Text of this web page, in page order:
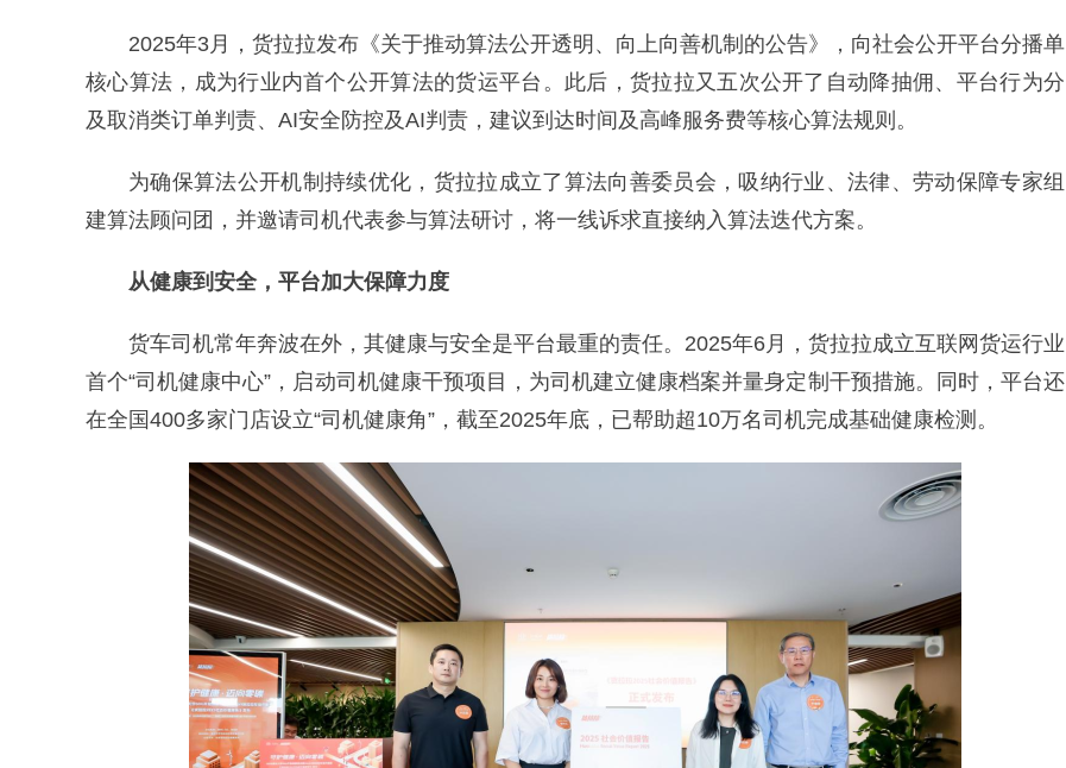
2025年3月，货拉拉发布《关于推动算法公开透明、向上向善机制的公告》，向社会公开平台分播单
核心算法，成为行业内首个公开算法的货运平台。此后，货拉拉又五次公开了自动降抽佣、平台行为分
及取消类订单判责、AI安全防控及AI判责，建议到达时间及高峰服务费等核心算法规则。
为确保算法公开机制持续优化，货拉拉成立了算法向善委员会，吸纳行业、法律、劳动保障专家组
建算法顾问团，并邀请司机代表参与算法研讨，将一线诉求直接纳入算法迭代方案。
从健康到安全，平台加大保障力度
货车司机常年奔波在外，其健康与安全是平台最重的责任。2025年6月，货拉拉成立互联网货运行业
首个“司机健康中心”，启动司机健康干预项目，为司机建立健康档案并量身定制干预措施。同时，平台还
在全国400多家门店设立“司机健康角”，截至2025年底，已帮助超10万名司机完成基础健康检测。